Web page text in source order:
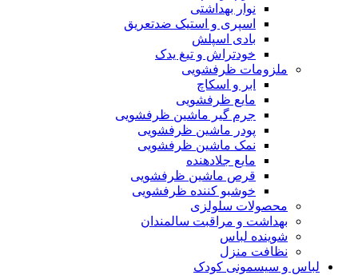
نوار بهداشتی
اسپری و استیک ضدتعریق
بادی اسپلش
خودتراش و تیغ یدک
ملزومات ظرفشویی
ابر و اسکاچ
مایع ظرفشویی
جرم گیر ماشین ظرفشویی
پودر ماشین ظرفشویی
نمک ماشین ظرفشویی
مایع جلادهنده
قرص ماشین ظرفشویی
خوشبو کننده ظرفشویی
محصولات سلولزی
بهداشت و مراقبت سالمندان
شوینده لباس
نظافت منزل
لباس و سیسمونی کودک